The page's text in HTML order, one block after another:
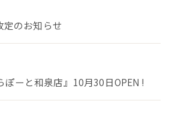
定のお知らせ
ぽーと和泉店』10月30日OPEN !